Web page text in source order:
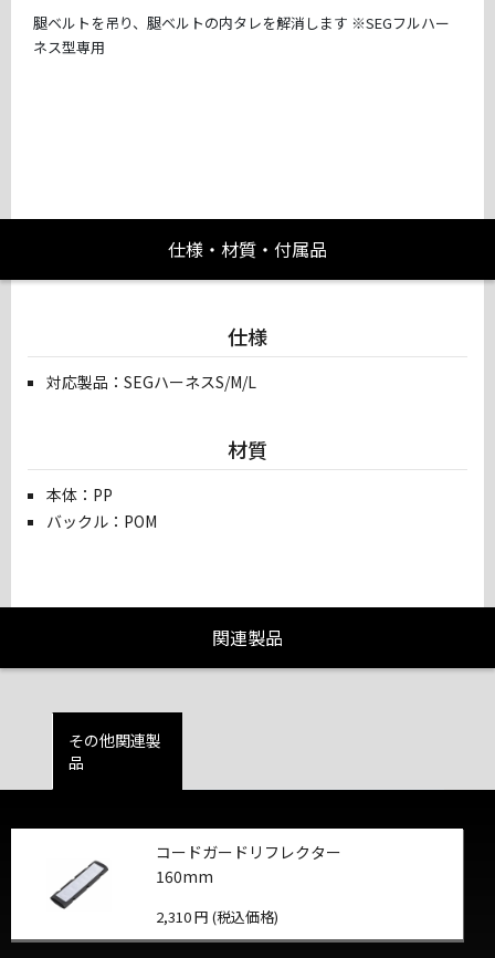
腿ベルトを吊り、腿ベルトの内タレを解消します ※SEGフルハー
ネス型専用
仕様・材質・付属品
仕様
対応製品：SEGハーネスS/M/L
材質
本体：PP
バックル：POM
関連製品
その他関連製
品
コードガードリフレクター
160mm
2,310 円 (税込価格)